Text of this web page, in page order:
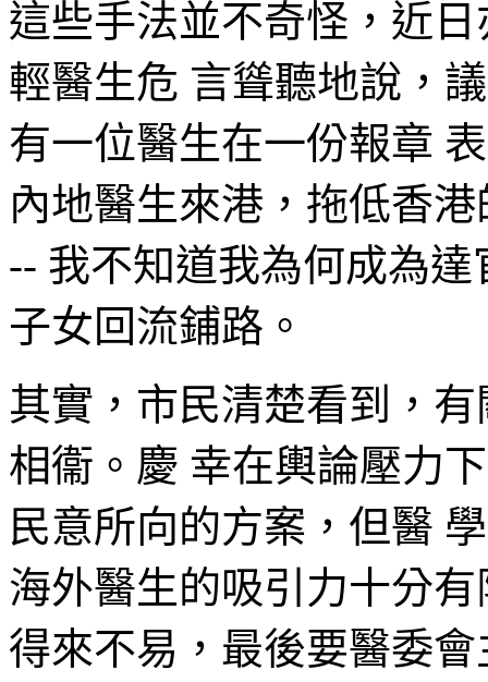
這些手法並不奇怪，近
輕醫生危 言聳聽地說，
有一位醫生在一份報章
內地醫生來港，拖低香
-- 我不知道我為何成為
子女回流鋪路。
其實，市民清楚看到，
相衞。慶 幸在輿論壓力
民意所向的方案，但醫
海外醫生的吸引力十分
得來不易，最後要醫委